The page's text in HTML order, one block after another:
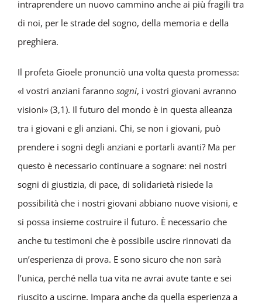
intraprendere un nuovo cammino anche ai più fragili tra
di noi, per le strade del sogno, della memoria e della
preghiera.
Il profeta Gioele pronunciò una volta questa promessa:
«I vostri anziani faranno sogni, i vostri giovani avranno
visioni» (3,1). Il futuro del mondo è in questa alleanza
tra i giovani e gli anziani. Chi, se non i giovani, può
prendere i sogni degli anziani e portarli avanti? Ma per
questo è necessario continuare a sognare: nei nostri
sogni di giustizia, di pace, di solidarietà risiede la
possibilità che i nostri giovani abbiano nuove visioni, e
si possa insieme costruire il futuro. È necessario che
anche tu testimoni che è possibile uscire rinnovati da
un’esperienza di prova. E sono sicuro che non sarà
l’unica, perché nella tua vita ne avrai avute tante e sei
riuscito a uscirne. Impara anche da quella esperienza a